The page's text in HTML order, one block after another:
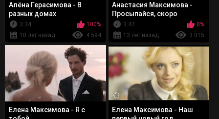
Алёна Герасимова - В
разных домах
3:34
100%
10 лет назад
4 594
Анастасия Максимова -
Просыпайся, скоро
рассвет
3:47
0%
13 лет назад
3 015
Елена Максимова - Я с
Елена Максимова - Наш